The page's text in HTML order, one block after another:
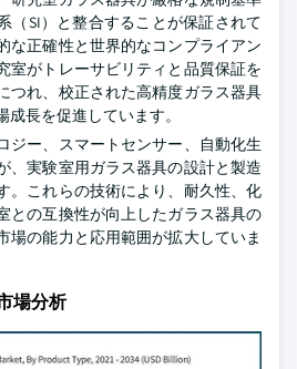
（SI）と整合することが保証されて
な正確性と世界的なコンプライアン
室がトレーサビリティと品質保証を
つれ、校正された高精度ガラス器具
長を促進しています。
ジー、スマートセンサー、自動化生
、実験室用ガラス器具の設計と製造
。これらの技術により、耐久性、化
との互換性が向上したガラス器具の
場の能力と応用範囲が拡大していま
場分析